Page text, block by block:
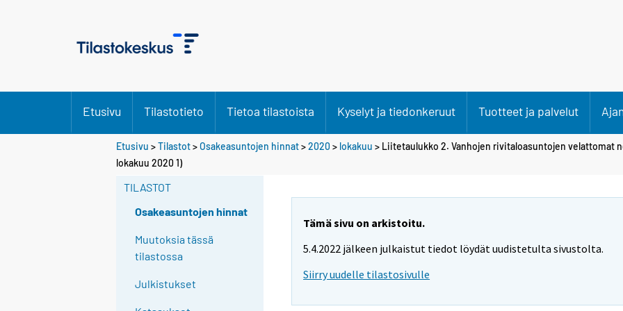
Etusivu Tilastotieto Tietoa tilastoista Kyselyt ja tiedonkeruut Tuotteet ja palvelut
Etusivu >Tilastot>Osakeasuntojen hinnat>2020 > lokakuu > Liitetaulukko 2. Vanhojen rivitaloasuntojen velattomat
lokakuu 2020 1)
TILASTOT
Osakeasuntojen hinnat
Muutoksia tässä
tilastossa
Julkistukset
Tämä sivu on arkistoitu.
5.4.2022 jälkeen julkaistut tiedot löydät uudistetulta sivustolta.
Siirry uudelle tilastosivulle